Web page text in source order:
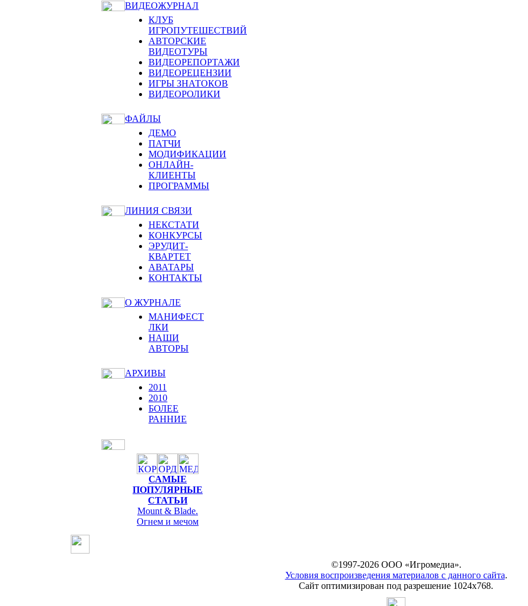
ВИДЕОЖУРНАЛ
КЛУБ
ИГРОПУТЕШЕСТВИЙ
АВТОРСКИЕ
ВИДЕОТУРЫ
ВИДЕОРЕПОРТАЖИ
ВИДЕОРЕЦЕНЗИИ
ИГРЫ ЗНАТОКОВ
ВИДЕОРОЛИКИ
ФАЙЛЫ
ДЕМО
ПАТЧИ
МОДИФИКАЦИИ
ОНЛАЙН-
КЛИЕНТЫ
ПРОГРАММЫ
ЛИНИЯ СВЯЗИ
НЕКСТАТИ
КОНКУРСЫ
ЭРУДИТ-
КВАРТЕТ
АВАТАРЫ
КОНТАКТЫ
О ЖУРНАЛЕ
МАНИФЕСТ
ЛКИ
НАШИ
АВТОРЫ
АРХИВЫ
2011
2010
БОЛЕЕ
РАННИЕ
САМЫЕ
ПОПУЛЯРНЫЕ
СТАТЬИ
Mount & Blade.
Огнем и мечом
©1997-2026 ООО «Игромедиа».
Условия воспроизведения материалов с данного сайта.
Сайт оптимизирован под разрешение 1024х768.